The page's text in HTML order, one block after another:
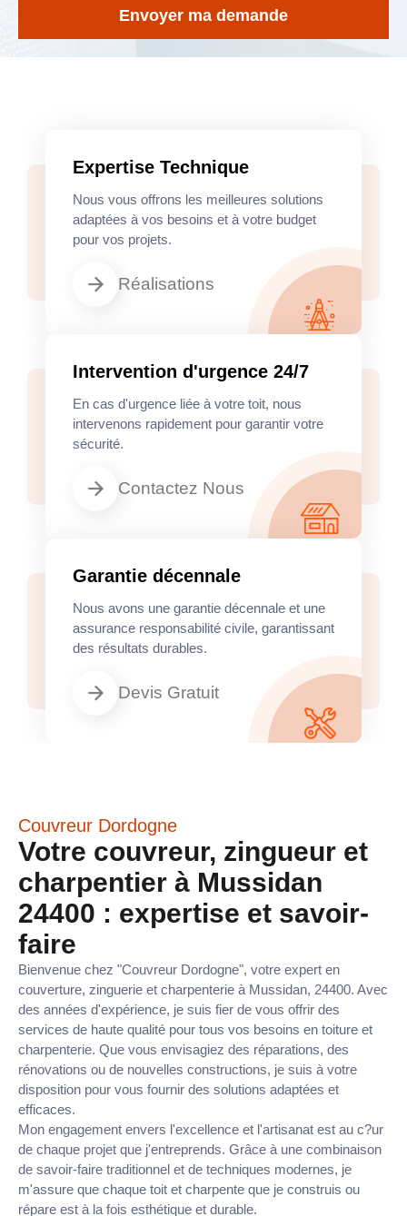
Expertise Technique
Nous vous offrons les meilleures solutions
adaptées à vos besoins et à votre budget
pour vos projets.
Réalisations
Intervention d'urgence 24/7
En cas d'urgence liée à votre toit, nous
intervenons rapidement pour garantir votre
sécurité.
Contactez Nous
Garantie décennale
Nous avons une garantie décennale et une
assurance responsabilité civile, garantissant
des résultats durables.
Devis Gratuit
Couvreur Dordogne
Votre couvreur, zingueur et
charpentier à Mussidan
24400 : expertise et savoir-
faire
Bienvenue chez "Couvreur Dordogne", votre expert en
couverture, zinguerie et charpenterie à Mussidan, 24400. Avec
des années d'expérience, je suis fier de vous offrir des
services de haute qualité pour tous vos besoins en toiture et
charpenterie. Que vous envisagiez des réparations, des
rénovations ou de nouvelles constructions, je suis à votre
disposition pour vous fournir des solutions adaptées et
efficaces.
Mon engagement envers l'excellence et l'artisanat est au c?ur
de chaque projet que j'entreprends. Grâce à une combinaison
de savoir-faire traditionnel et de techniques modernes, je
m'assure que chaque toit et charpente que je construis ou
répare est à la fois esthétique et durable.